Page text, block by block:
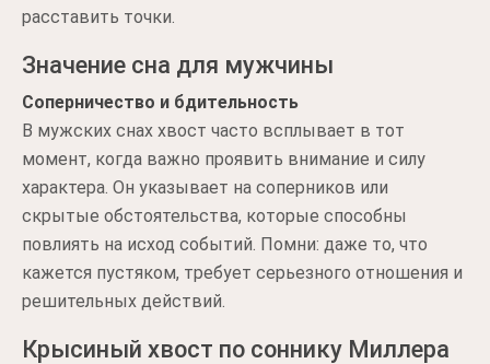
расставить точки.
Значение сна для мужчины
Соперничество и бдительность
В мужских снах хвост часто всплывает в тот
момент, когда важно проявить внимание и силу
характера. Он указывает на соперников или
скрытые обстоятельства, которые способны
повлиять на исход событий. Помни: даже то, что
кажется пустяком, требует серьезного отношения и
решительных действий.
Крысиный хвост по соннику Миллера